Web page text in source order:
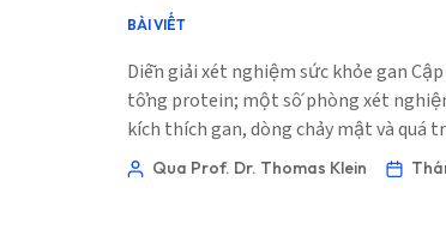
BÀI VIẾT
Diễn giải xét nghiệm sức khỏe gan
tổng protein; một số phòng xét
kích thích gan, dòng chảy mật và
Qua Prof. Dr. Thomas Klein
Қазақ тілі
Suomi
Hrvatski